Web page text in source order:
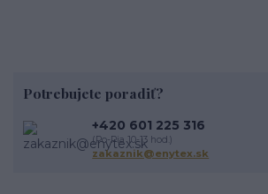
Potrebujete poradiť?
+420 601 225 316
(Po-Pia 10-13 hod.)
zakaznik@enytex.sk